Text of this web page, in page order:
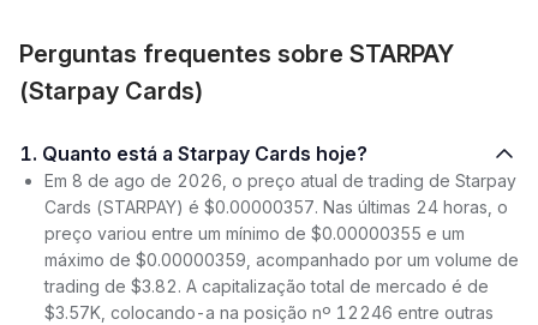
Perguntas frequentes sobre STARPAY
(Starpay Cards)
1. Quanto está a Starpay Cards hoje?
Em 8 de ago de 2026, o preço atual de trading de Starpay
Cards (STARPAY) é $0.00000357. Nas últimas 24 horas, o
preço variou entre um mínimo de $0.00000355 e um
máximo de $0.00000359, acompanhado por um volume de
trading de $3.82. A capitalização total de mercado é de
$3.57K, colocando-a na posição nº 12246 entre outras